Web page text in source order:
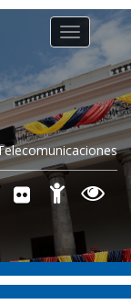
Toggle
navigation